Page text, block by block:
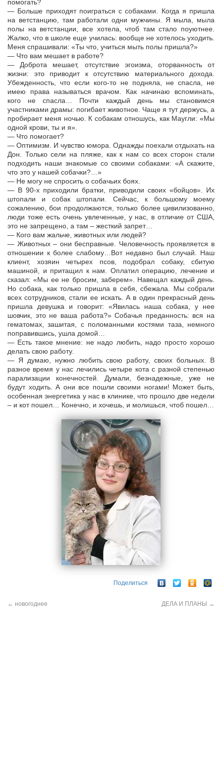
помогать?
— Больше приходят поиграться с собаками. Когда я пришла
на ветстанцию, там работали одни мужчины. Я мыла, мыла
полы на ветстанции, все хотела, чтоб там стало поуютнее.
Жалко, что в школе еще училась: вообще не хотелось уходить.
Меня спрашивали: «Ты что, учиться мыть полы пришла?»
— Что вам мешает в работе?
— Доброта мешает, отсутствие эгоизма, оторванность от
жизни: это приводит к отсутствию материального дохода.
Убежденность, что если кого-то не подняла, не спасла, не
имею права называться врачом. Как начинаю вспоминать,
кого не спасла… Почти каждый день мы становимся
участниками драмы: погибает животное. Чаще я тут держусь, а
пробирает меня ночью. К собакам отношусь, как Маугли: «Мы
одной крови, ты и я».
— Что помогает?
— Оптимизм. И чувство юмора. Однажды поехали отдыхать на
Дон. Только сели на пляже, как к нам со всех сторон стали
подходить наши знакомые со своими собаками: «А скажите,
что это у нашей собачки?…»
— Не могу не спросить о собачьих боях.
— В 90-х приходили братки, приводили своих «бойцов». Их
штопали и собак штопали. Сейчас, к большому моему
сожалению, бои продолжаются, только более цивилизованно,
люди тоже есть очень увлеченные, у нас, в отличие от США,
это не запрещено, а там – жесткий запрет…
— Кого вам жальче, животных или людей?
— Животных – они бесправные. Человечность проявляется в
отношении к более слабому…Вот недавно был случай. Наш
клиент, хозяин четырех псов, подобрал собаку, сбитую
машиной, и притащил к нам. Оплатил операцию, лечение и
сказал: «Мы ее не бросим, заберем». Навещал каждый день.
Но собака, как только пришла в себя, сбежала. Мы собрали
всех сотрудников, стали ее искать. А в один прекрасный день
пришла девушка и говорит: «Явилась наша собака, у нее
шовчик, это не ваша работа?» Собачья преданность: вся на
гематомах, зашитая, с поломанными костями таза, немного
поправившись, ушла домой…
— Есть такое мнение: не надо любить, надо просто хорошо
делать свою работу.
— Я думаю, нужно любить свою работу, своих больных. В
разное время у нас лечились четыре кота с разной степенью
парализации конечностей. Думали, безнадежные, уже не
будут ходить. А они все пошли своими ногами! Может быть,
особенная энергетика у нас в клинике, что прошло две недели
– и кот пошел… Конечно, и хочешь, и молишься, чтоб пошел…
Поделиться
← новогоднее ДЕЛА И ПЛАНЫ →